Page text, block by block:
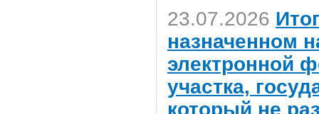
23.07.2026
назначенном
электронной
участка,
который не